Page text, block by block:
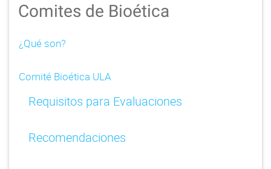
Comites de Bioética
¿Qué son?
Comité Bioética ULA
Requisitos para Evaluaciones
Recomendaciones